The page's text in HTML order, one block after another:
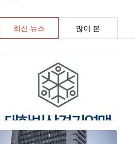
최신 뉴스 많이 본